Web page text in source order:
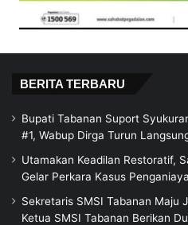
BERITA TERBARU
Bupati Tabanan Suport
#1, Wabup Dirga Turun
Utamakan Keadilan Restoratif,
Gelar Perkara Kasus
Sekretaris SMSI Tabanan Maju
Ketua SMSI Tabanan Berikan